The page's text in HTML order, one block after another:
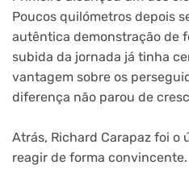
Poucos quilómetros depois
autêntica demonstração de
subida da jornada já tinha
vantagem sobre os
diferença não parou de
Atrás, Richard Carapaz foi o
reagir de forma convincente.